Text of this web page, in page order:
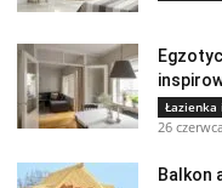
Łazienka
26
Balkon